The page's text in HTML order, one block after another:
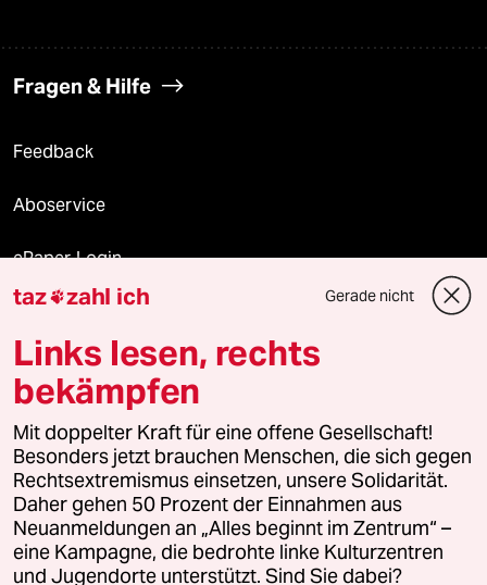
Fragen & Hilfe
Feedback
Aboservice
ePaper Login
Downloads für Abonnierende
© 2026 taz Verlags und Vertriebs GmbH
Alle Rechte vorbehalten. Bei rechtlichen Fragen oder für Genehmigungen
wenden Sie sich bitte an lizenzen@taz.de
Feedback Redaktionsstatut Kommune-Richtlinien
Leitlinie Informant Datenschutz Impressum AGB
taz zahl ich Gerade nicht
Links lesen, rechts
bekämpfen
Mit doppelter Kraft für eine offene Gesellschaft!
Besonders jetzt brauchen Menschen, die sich gegen
Rechtsextremismus einsetzen, unsere Solidarität.
Daher gehen 50 Prozent der Einnahmen aus
Neuanmeldungen an „Alles beginnt im Zentrum“ –
eine Kampagne, die bedrohte linke Kulturzentren
und Jugendorte unterstützt. Sind Sie dabei?